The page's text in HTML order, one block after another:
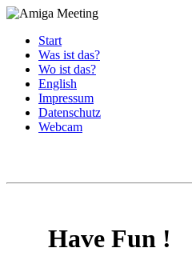
Start
Was ist das?
Wo ist das?
English
Impressum
Datenschutz
Webcam
Have Fun !